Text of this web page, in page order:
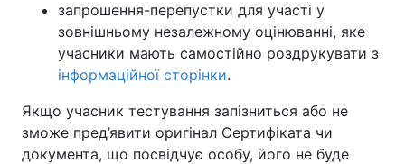
Контакти
Послуги
запрошення-перепустки для участі у
зовнішньому незалежному оцінюванні, яке
учасники мають самостійно роздрукувати з
інформаційної сторінки.
Якщо учасник тестування запізниться або не
зможе пред’явити оригінал Сертифіката чи
документа, що посвідчує особу, його не буде